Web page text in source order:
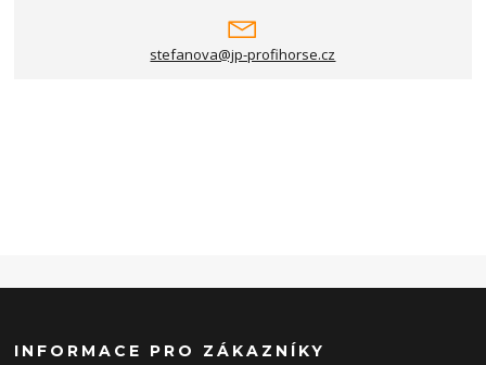
stefanova@jp-profihorse.cz
INFORMACE PRO ZÁKAZNÍKY